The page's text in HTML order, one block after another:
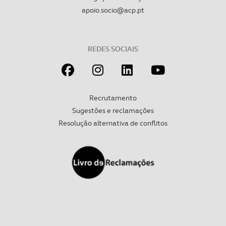
Realçamos que o bloqueio de certo tipo de Cookies e
Consulte a política de cookies do site.
apoio.socio@acp.pt
REDES SOCIAIS
Recrutamento
Sugestões e reclamações
Resolução alternativa de conflitos